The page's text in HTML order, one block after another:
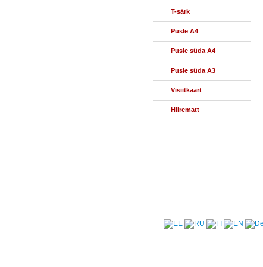
T-särk
Pusle A4
Pusle süda A4
Pusle süda A3
Visiitkaart
Hiirematt